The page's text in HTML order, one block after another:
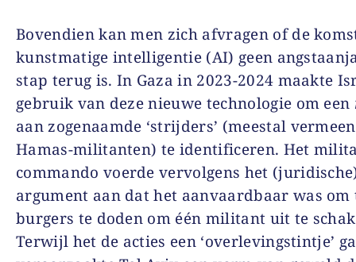
Bovendien kan men zich afvragen of de
kunstmatige intelligentie (AI) geen
stap terug is. In Gaza in 2023-2024 maakte
gebruik van deze nieuwe technologie om een
aan zogenaamde ‘strijders’ (meestal
Hamas-militanten) te identificeren. Het
commando voerde vervolgens het
argument aan dat het aanvaardbaar was
burgers te doden om één militant uit te
Terwijl het de acties een ‘overlevingstintje’